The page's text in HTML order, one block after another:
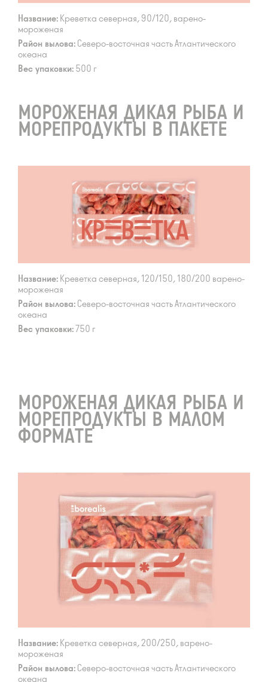
Название: Креветка северная, 90/120, варено-
мороженая
Район вылова: Северо-восточная часть Атлантического
океана
Вес упаковки: 500 г
МОРОЖЕНАЯ ДИКАЯ РЫБА И
МОРЕПРОДУКТЫ В ПАКЕТЕ
Название: Креветка северная, 120/150, 180/200 варено-
мороженая
Район вылова: Северо-восточная часть Атлантического
океана
Вес упаковки: 750 г
МОРОЖЕНАЯ ДИКАЯ РЫБА И
МОРЕПРОДУКТЫ В МАЛОМ
ФОРМАТЕ
Название: Креветка северная, 200/250, варено-
мороженая
Район вылова: Северо-восточная часть Атлантического
океана